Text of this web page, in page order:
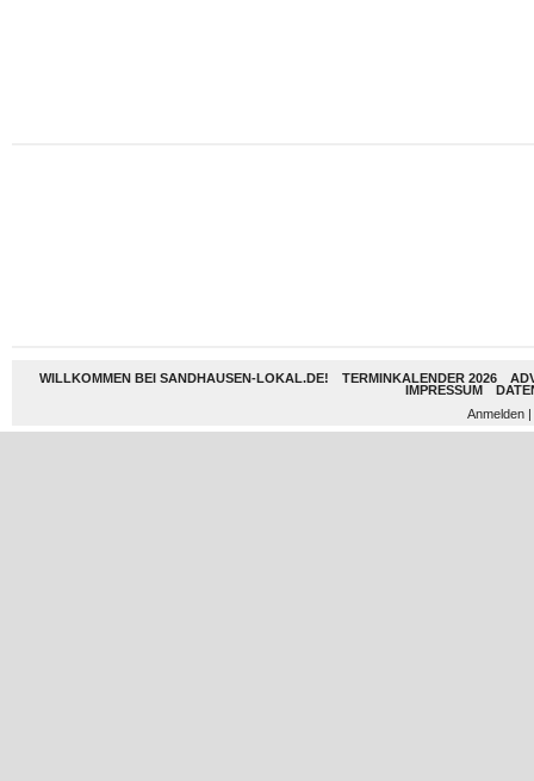
WILLKOMMEN BEI SANDHAUSEN-LOKAL.DE! TERMINKALENDER 2026
IMPRESSUM
Anmelden